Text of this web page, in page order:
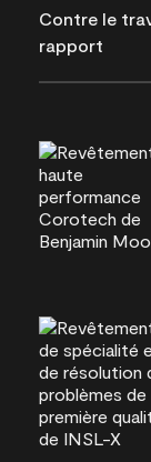
Contre le
rapport